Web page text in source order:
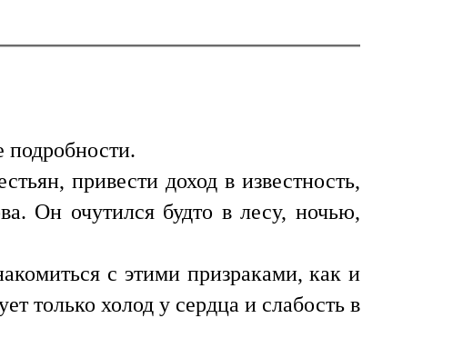
подробности.
привести доход в известность,
Он очутился будто в лесу, ночью,
с этими призраками, как и
только холод у сердца и слабость в